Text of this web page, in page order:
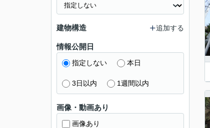
建物構造 追加する
情報公開日
指定しない 本日
3日以内 1週間以内
画像・動画あり
画像あり